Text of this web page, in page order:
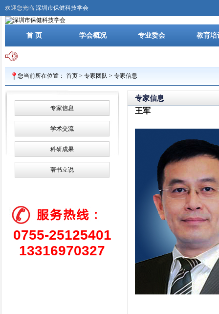
欢迎您光临 深圳市保健科技学会
首 页 学会概况 专业委会 教育培
您当前所在位置： 首页 > 专家团队 > 专家信息
专家信息
学术交流
科研成果
著书立说
0755-25125401
13316970327
专家信息
王军